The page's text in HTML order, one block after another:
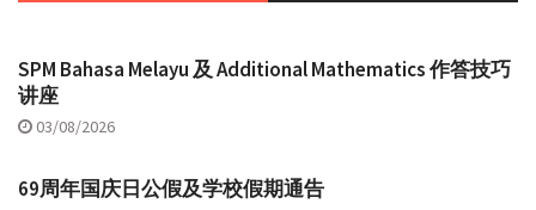
SPM Bahasa Melayu 及 Additional Mathematics 作答技巧
讲座
03/08/2026
69周年国庆日公假及学校假期通告